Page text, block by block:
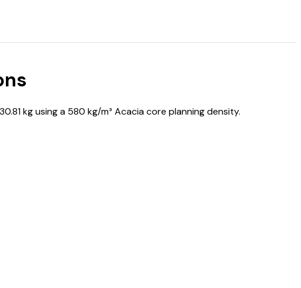
kg using a 580 kg/m³ Acacia core planning density.